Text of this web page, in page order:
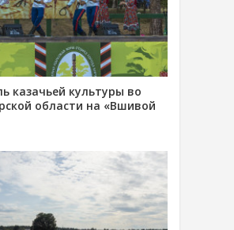
казачьей культуры во
области на «Вшивой